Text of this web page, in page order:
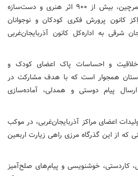
امام حسین (ع)» در مرز تمرچین، بیش از ۹۰۰ اثر هنری و دست‌سازه
کانون پرورش فکری کودکان و نوجوانان
شرقی به اداره‌کل کانون آذربایجان‌غربی
و احساسات پاک اعضای کودک و
استان همجوار است که با هدف مشارکت در
پیام دوستی و همدلی، آماده‌سازی
اعضای مراکز آذربایجان‌غربی، در موکب
که از این گذرگاه مرزی راهی زیارت اربعین
کاردستی، خوشنویسی و پیام‌های صلح‌آمیز